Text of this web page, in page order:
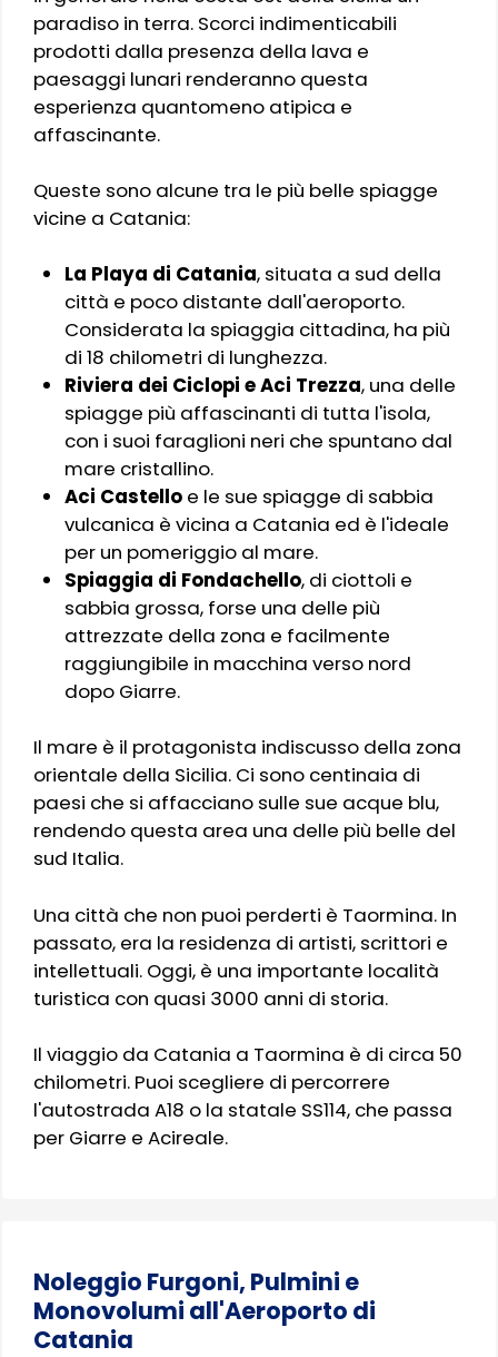
paradiso in terra. Scorci indimenticabili
prodotti dalla presenza della lava e
paesaggi lunari renderanno questa
esperienza quantomeno atipica e
affascinante.
Queste sono alcune tra le più belle spiagge
vicine a Catania:
La Playa di Catania, situata a sud della
città e poco distante dall'aeroporto.
Considerata la spiaggia cittadina, ha più
di 18 chilometri di lunghezza.
Riviera dei Ciclopi e Aci Trezza, una delle
spiagge più affascinanti di tutta l'isola,
con i suoi faraglioni neri che spuntano dal
mare cristallino.
Aci Castello e le sue spiagge di sabbia
vulcanica è vicina a Catania ed è l'ideale
per un pomeriggio al mare.
Spiaggia di Fondachello, di ciottoli e
sabbia grossa, forse una delle più
attrezzate della zona e facilmente
raggiungibile in macchina verso nord
dopo Giarre.
Il mare è il protagonista indiscusso della zona
orientale della Sicilia. Ci sono centinaia di
paesi che si affacciano sulle sue acque blu,
rendendo questa area una delle più belle del
sud Italia.
Una città che non puoi perderti è Taormina. In
passato, era la residenza di artisti, scrittori e
intellettuali. Oggi, è una importante località
turistica con quasi 3000 anni di storia.
Il viaggio da Catania a Taormina è di circa 50
chilometri. Puoi scegliere di percorrere
l'autostrada A18 o la statale SS114, che passa
per Giarre e Acireale.
Noleggio Furgoni, Pulmini e
Monovolumi all'Aeroporto di
Catania